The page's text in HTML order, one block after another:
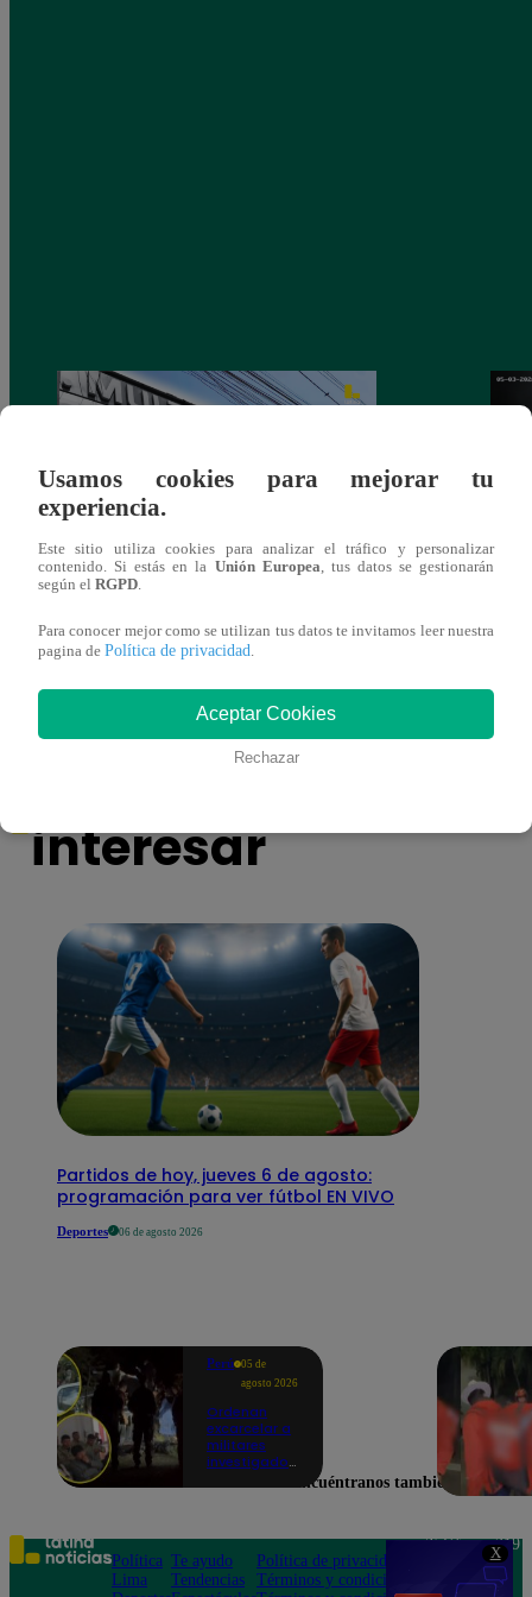
X
Asesinan a comerciante ferretero dentro de
galería en San Juan de Lurigancho
También te puede
interesar
Partidos de hoy, jueves 6 de agosto:
programación para ver fútbol EN VIVO
Deportes 06 de agosto 2026
Perú
05 de
agosto 2026
Ordenan
excarcelar a
militares
investigados
Colcabamba
Usamos cookies para mejorar tu
experiencia.
Este sitio utiliza cookies para analizar el tráfico y personalizar
contenido. Si estás en la Unión Europea , tus datos se gestionarán
según el RGPD
Para conocer mejor como se utilizan tus datos te invitamos leer nuestra
pagina de Política de privacidad
Aceptar Cookies
Rechazar
Encuéntranos también en
Política
Lima
Te ayudo
Tendencias
Política de privacidad
Términos y condiciones
Teléfono: 219
Av. San